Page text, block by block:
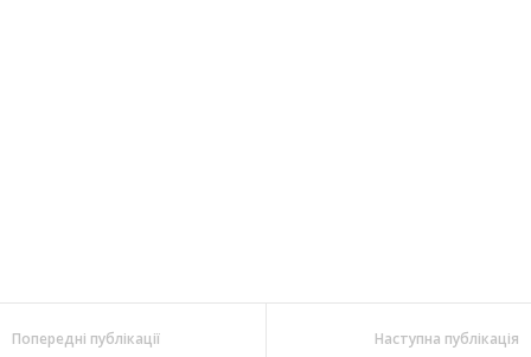
Попередні публікації Наступна публікація